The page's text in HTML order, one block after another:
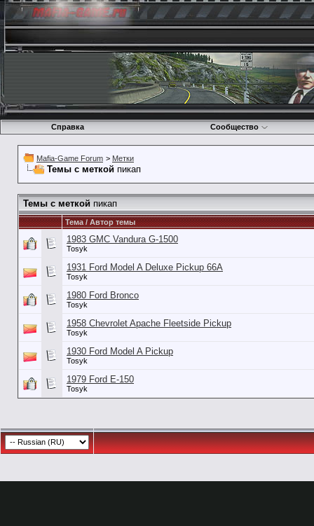
Справка Сообщество
Mafia-Game Forum > Метки
Темы с меткой пикап
Темы с меткой пикап
Тема / Автор темы
1983 GMC Vandura G-1500
Tosyk
1931 Ford Model A Deluxe Pickup 66A
Tosyk
1980 Ford Bronco
Tosyk
1958 Chevrolet Apache Fleetside Pickup
Tosyk
1930 Ford Model A Pickup
Tosyk
1979 Ford E-150
Tosyk